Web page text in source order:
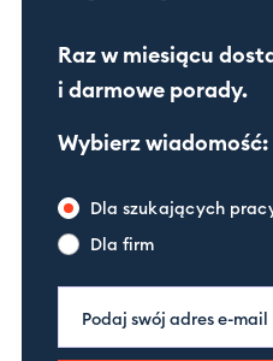
Raz w miesiącu
i darmowe porady.
Wybierz wiadomość:
Dla szukających
Dla firm
Podaj swój adres e-mail